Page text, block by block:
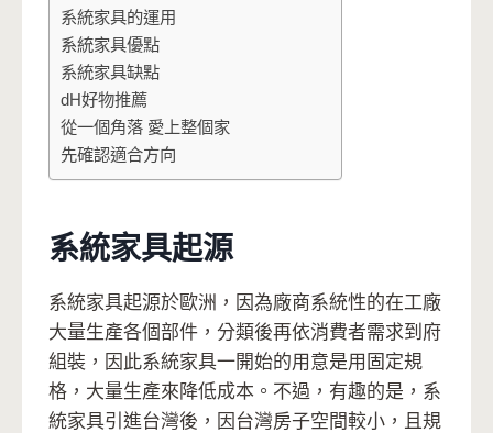
系統家具的運用
系統家具優點
系統家具缺點
dH好物推薦
從一個角落 愛上整個家
先確認適合方向
系統家具起源
系統家具起源於歐洲，因為廠商系統性的在工廠
大量生產各個部件，分類後再依消費者需求到府
組裝，因此系統家具一開始的用意是用固定規
格，大量生產來降低成本。不過，有趣的是，系
統家具引進台灣後，因台灣房子空間較小，且規